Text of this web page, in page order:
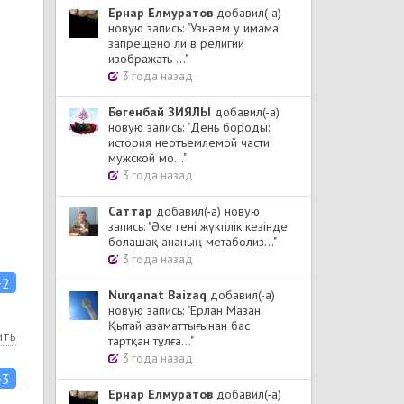
Ернар Елмуратов добавил(-а)
новую запись: "Узнаем у имама:
запрещено ли в религии
изображать ..."
3 года назад
Бөгенбай ЗИЯЛЫ добавил(-а)
новую запись: "День бороды:
история неотъемлемой части
мужской мо..."
3 года назад
Cаттар добавил(-а) новую
запись: "Әке гені жүктілік кезінде
болашақ ананың метаболиз..."
3 года назад
Nurqanat Baizaq добавил(-а)
новую запись: "Ерлан Мазан:
Қытай азаматтығынан бас
тартқан тұлға..."
3 года назад
Ернар Елмуратов добавил(-а)